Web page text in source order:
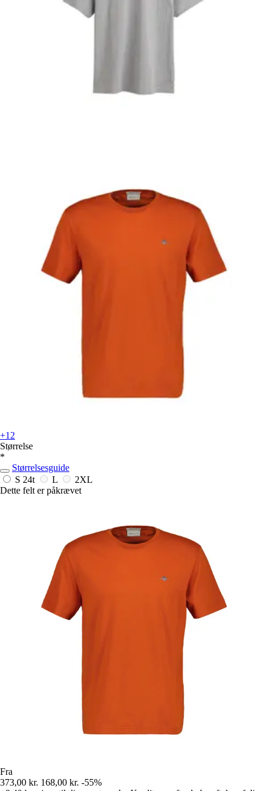
+12
Størrelse
*
Størrelsesguide
S 24t L
2XL
Dette felt er påkrævet
Fra
373,00 kr. 168,00 kr. -55%